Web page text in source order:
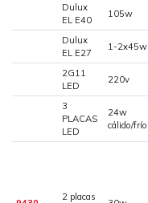
Dulux
EL E40
105w
Dulux
EL E27
1-2x45w
2G11
LED
220v
3
PLACAS
LED
24w
cálido/frío
2 placas